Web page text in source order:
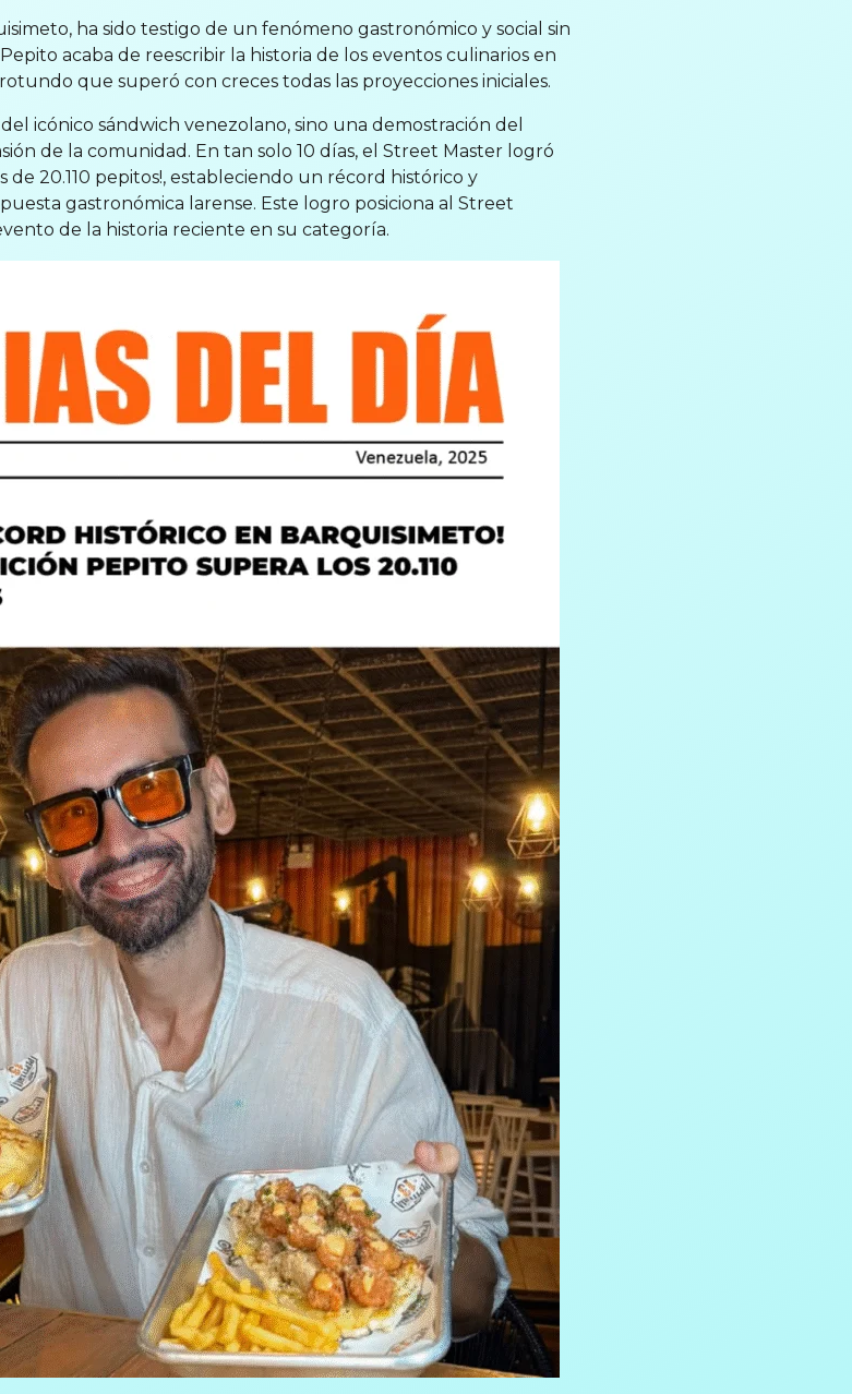
ha sido testigo de un fenómeno gastronómico y social sin
acaba de reescribir la historia de los eventos culinarios en
que superó con creces todas las proyecciones iniciales.
icónico sándwich venezolano, sino una demostración del
de la comunidad. En tan solo 10 días, el Street Master logró
de 20.110 pepitos!, estableciendo un récord histórico y
gastronómica larense. Este logro posiciona al Street
de la historia reciente en su categoría.